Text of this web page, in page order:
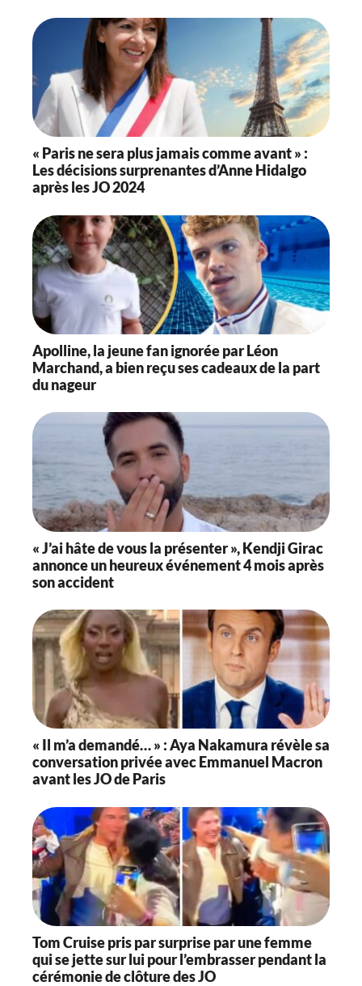
« Paris ne sera plus jamais comme avant » :
Les décisions surprenantes d’Anne Hidalgo
après les JO 2024
Apolline, la jeune fan ignorée par Léon
Marchand, a bien reçu ses cadeaux de la part
du nageur
« J’ai hâte de vous la présenter », Kendji Girac
annonce un heureux événement 4 mois après
son accident
« Il m’a demandé… » : Aya Nakamura révèle sa
conversation privée avec Emmanuel Macron
avant les JO de Paris
Tom Cruise pris par surprise par une femme
qui se jette sur lui pour l’embrasser pendant la
cérémonie de clôture des JO